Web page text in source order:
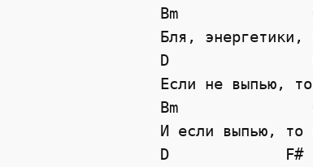
Bm
Бля, энергетики,
D
Если не выпью,
Bm
И если выпью, то
D
F#